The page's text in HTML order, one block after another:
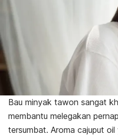
Bau minyak tawon sangat
membantu melegakan
tersumbat. Aroma cajuput oil